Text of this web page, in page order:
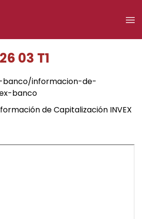
03 T1
banco/informacion-de-
banco
de Capitalización INVEX